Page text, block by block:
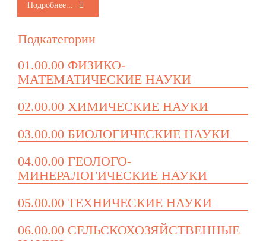
Подробнее...
Подкатегории
01.00.00 ФИЗИКО-
МАТЕМАТИЧЕСКИЕ НАУКИ
02.00.00 ХИМИЧЕСКИЕ НАУКИ
03.00.00 БИОЛОГИЧЕСКИЕ НАУКИ
04.00.00 ГЕОЛОГО-
МИНЕРАЛОГИЧЕСКИЕ НАУКИ
05.00.00 ТЕХНИЧЕСКИЕ НАУКИ
06.00.00 СЕЛЬСКОХОЗЯЙСТВЕННЫЕ